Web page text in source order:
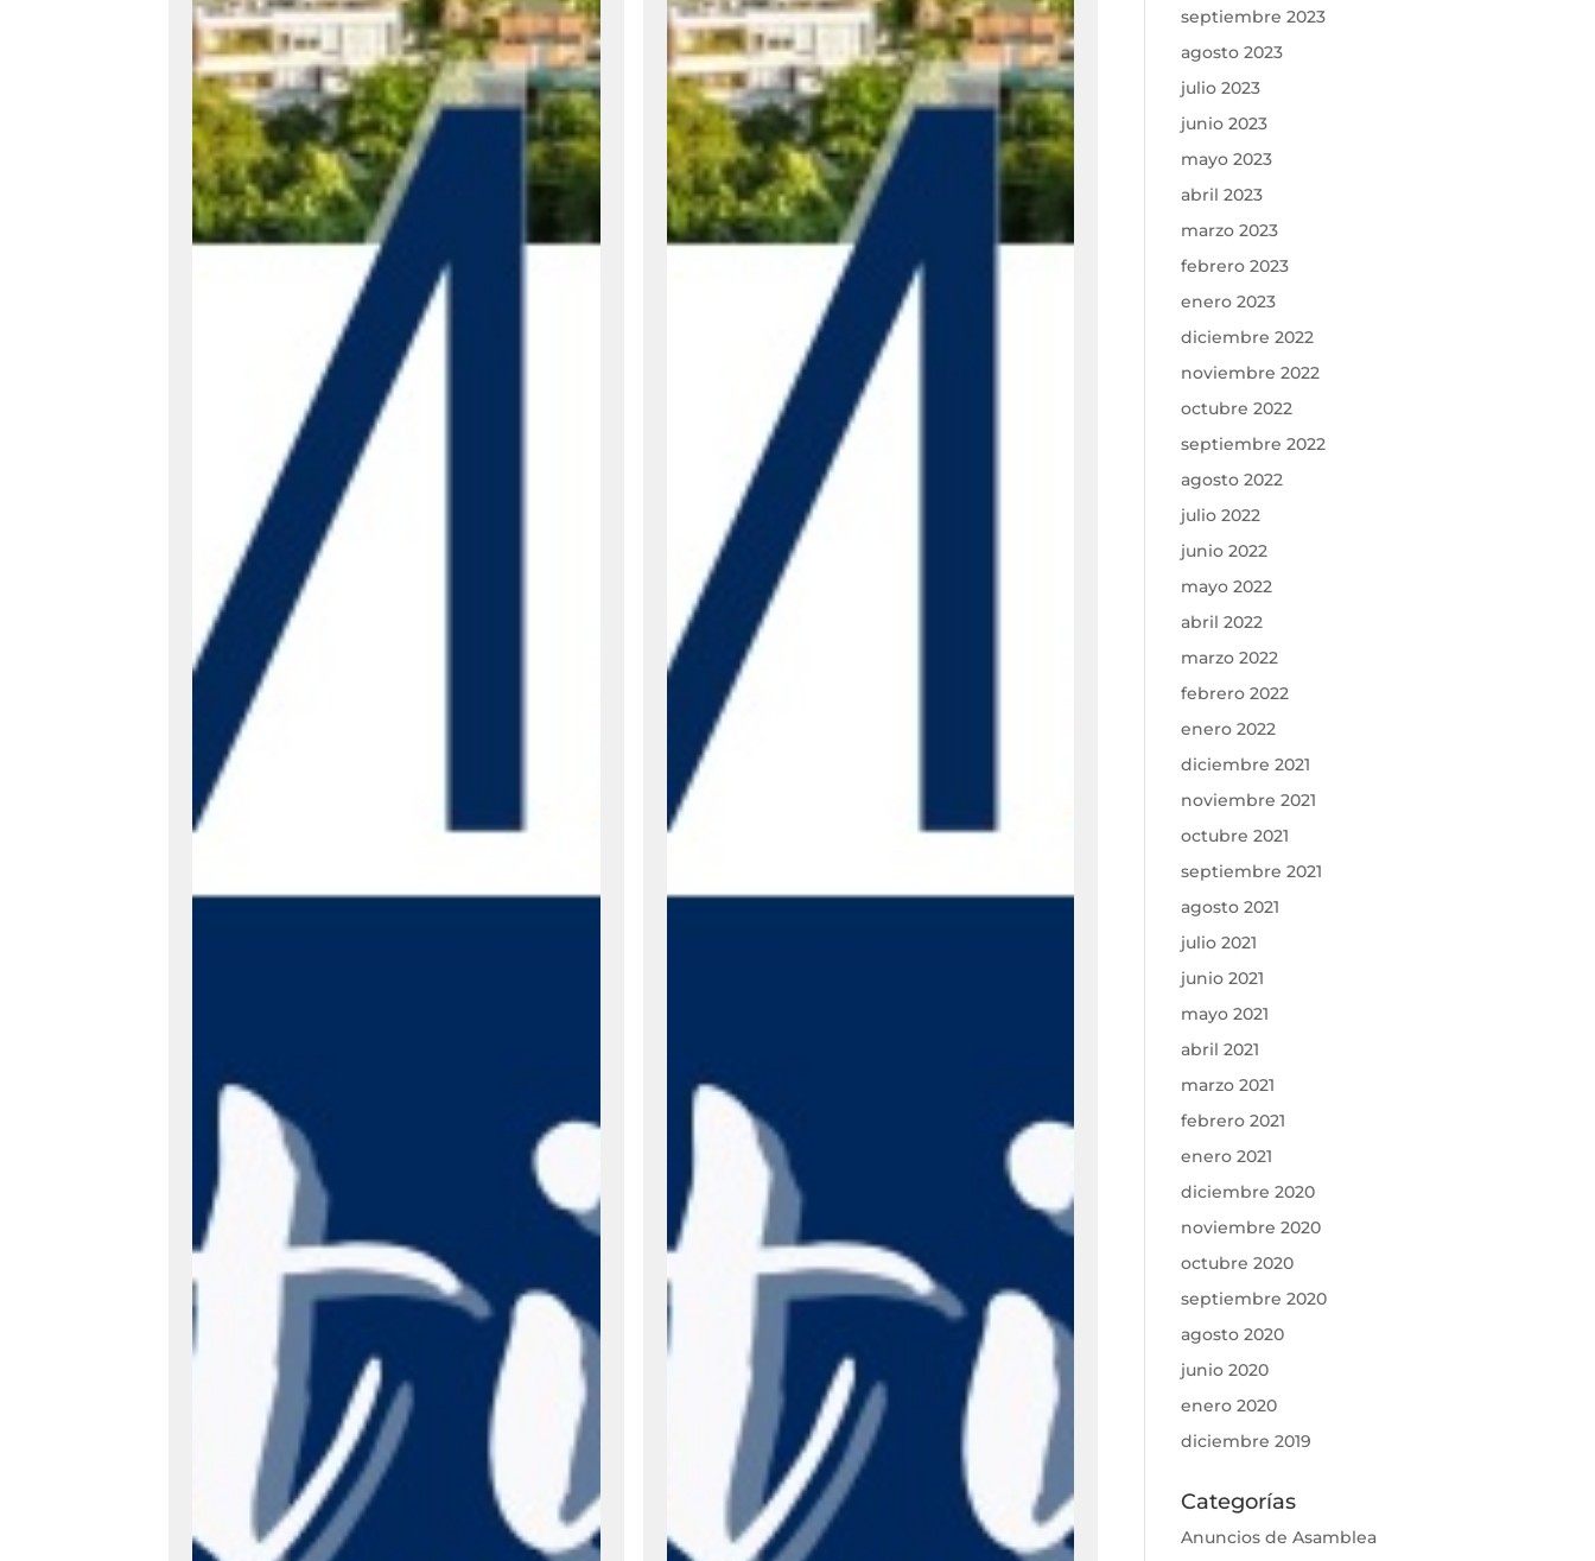
septiembre 2023
agosto 2023
julio 2023
junio 2023
mayo 2023
abril 2023
marzo 2023
febrero 2023
enero 2023
diciembre 2022
noviembre 2022
octubre 2022
septiembre 2022
agosto 2022
julio 2022
junio 2022
mayo 2022
abril 2022
marzo 2022
febrero 2022
enero 2022
diciembre 2021
noviembre 2021
octubre 2021
septiembre 2021
agosto 2021
julio 2021
junio 2021
mayo 2021
abril 2021
marzo 2021
febrero 2021
enero 2021
diciembre 2020
noviembre 2020
octubre 2020
septiembre 2020
agosto 2020
junio 2020
enero 2020
diciembre 2019
Categorías
Anuncios de Asamblea